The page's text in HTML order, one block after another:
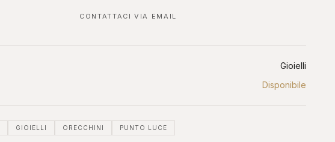
CONTATTACI VIA EMAIL
Gioielli
Disponibile
GIOIELLI ORECCHINI PUNTO LUCE